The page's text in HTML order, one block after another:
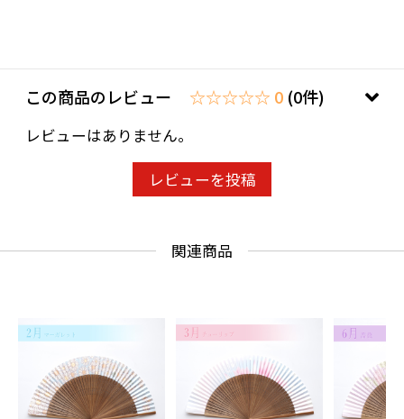
この商品のレビュー ☆☆☆☆☆ 0 (0件)
レビューはありません。
レビューを投稿
関連商品